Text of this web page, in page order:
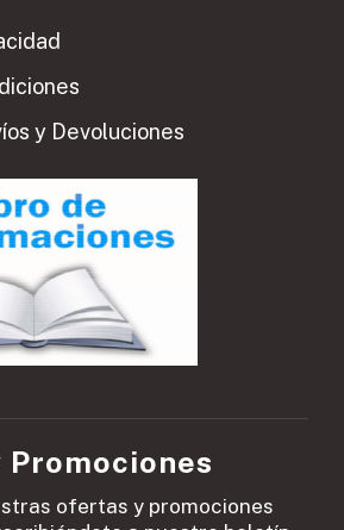
y Devoluciones
ofertas y promociones